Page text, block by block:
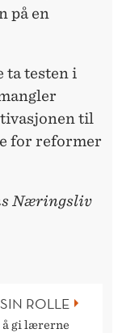
på en
testen i
til
for reformer
Næringsliv
ROLLE
å gi lærerne